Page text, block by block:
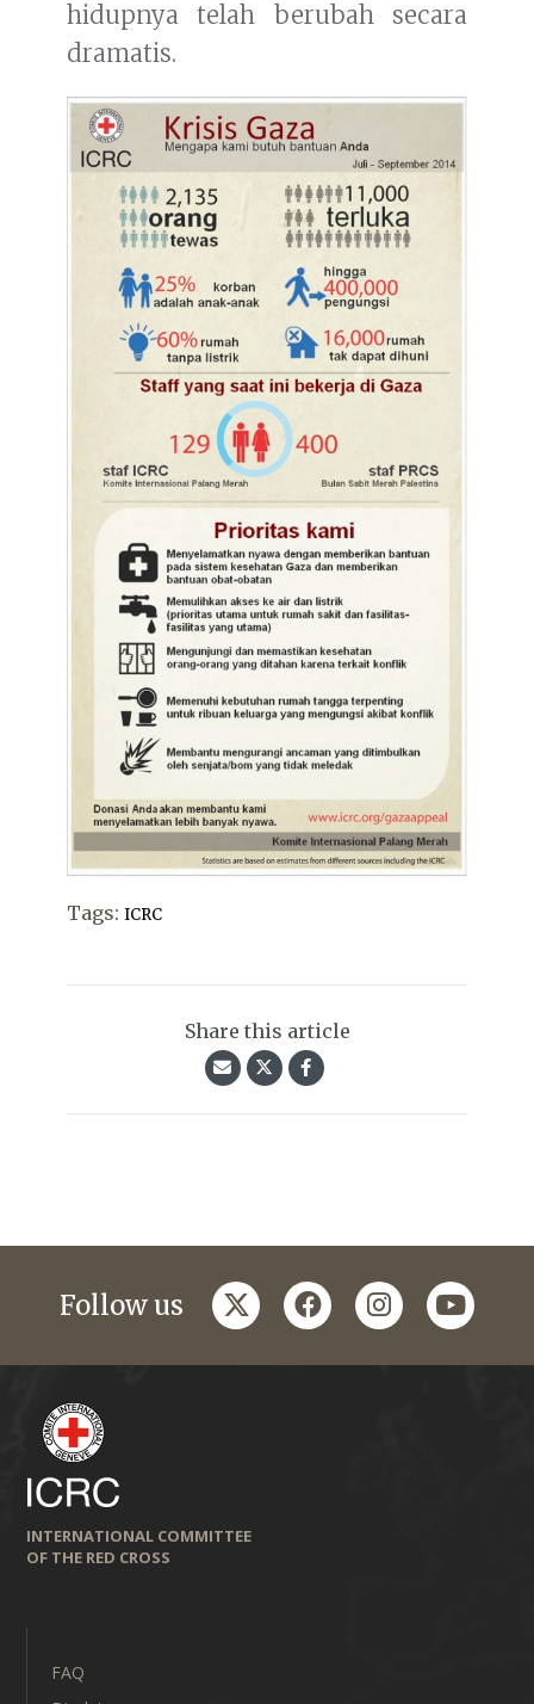
hidupnya telah berubah secara
dramatis.
Tags: ICRC
Share this article
Follow us twitterfacebookinstagramyoutube
INTERNATIONAL COMMITTEE
OF THE RED CROSS
FAQ